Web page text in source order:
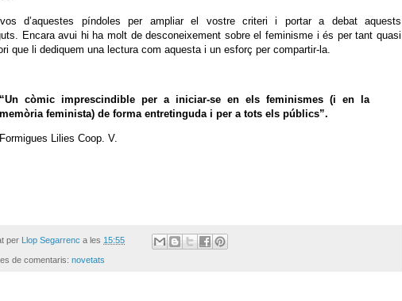
vos d’aquestes píndoles per ampliar el vostre criteri i portar a debat aquests
Encara avui hi ha molt de desconeixement sobre el feminisme i és per tant quasi
que li dediquem una lectura com aquesta i un esforç per compartir-la.
“Un còmic imprescindible per a iniciar-se en els feminismes (i en la
memòria feminista) de forma entretinguda i per a tots els públics”.
Formigues Lilies Coop. V.
per Llop Segarrenc a les 15:55
de comentaris: novetats